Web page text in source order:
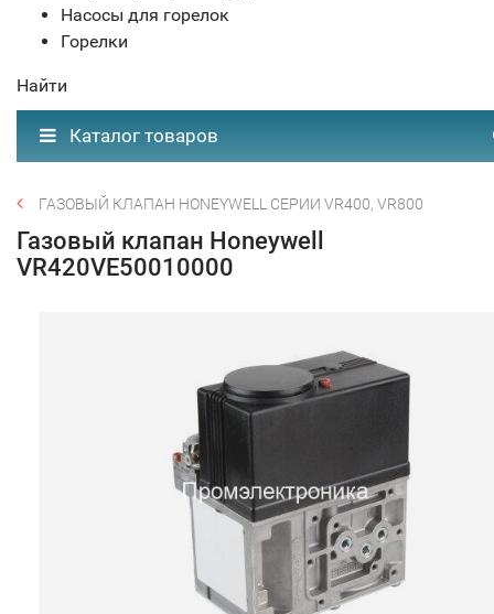
Насосы для горелок
Горелки
Найти
Каталог товаров
ГАЗОВЫЙ КЛАПАН HONEYWELL СЕРИИ VR400, VR800
Газовый клапан Honeywell
VR420VE50010000